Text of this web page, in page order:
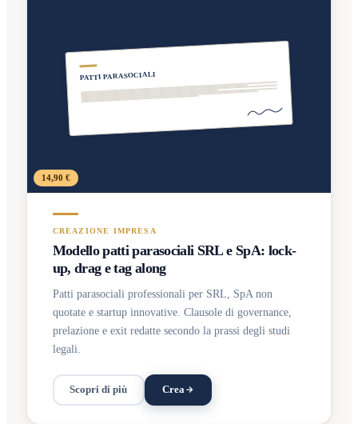
PATTI PARASOCIALI
14,90 €
CREAZIONE IMPRESA
Modello patti parasociali SRL e SpA: lock-
up, drag e tag along
Patti parasociali professionali per SRL, SpA non
quotate e startup innovative. Clausole di governance,
prelazione e exit redatte secondo la prassi degli studi
legali.
Scopri di più Crea